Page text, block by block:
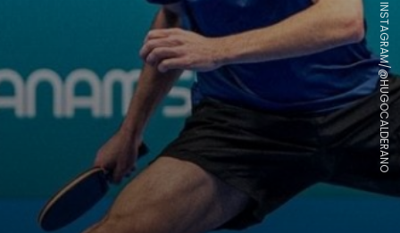
INSTAGRAM/@HUGOCALDERANO